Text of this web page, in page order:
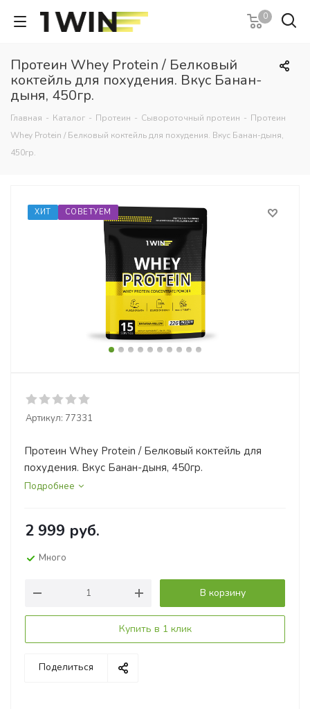
0
Протеин Whey Protein / Белковый
коктейль для похудения. Вкус Банан-
дыня, 450гр.
Главная - Каталог - Протеин - Сывороточный протеин - Протеин
Whey Protein / Белковый коктейль для похудения. Вкус Банан-дыня,
450гр.
ХИТ СОВЕТУЕМ
Артикул: 77331
Протеин Whey Protein / Белковый коктейль для
похудения. Вкус Банан-дыня, 450гр.
Подробнее
2 999 руб.
Много
В корзину
Купить в 1 клик
Поделиться